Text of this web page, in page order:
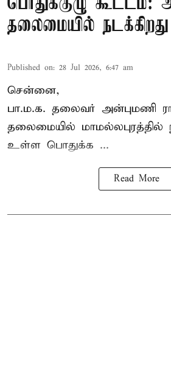
தலைமையில் நடக்கிறது
Published on: 28 Jul 2026, 6:47 am
சென்னை,
பா.ம.க. தலைவர் அன்புமணி
தலைமையில்
உள்ள பொதுக்க ...
Read More